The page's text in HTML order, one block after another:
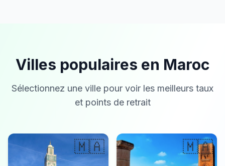
Villes populaires en Maroc
Sélectionnez une ville pour voir les meilleurs taux
et points de retrait
🇲🇦 🇲🇦